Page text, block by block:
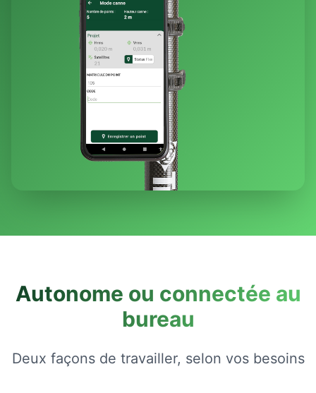
Autonome ou connectée au
bureau
Deux façons de travailler, selon vos besoins